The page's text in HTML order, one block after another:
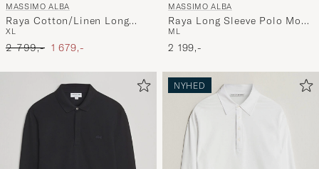
MASSIMO ALBA
Raya Cotton/Linen Long
Sleeve Polo Tulip
XL
Ordinary pris
2 799,- Nedsat pris
1 679,-
MASSIMO ALBA
Raya Long Sleeve Polo Moss
Green
M L
2 199,-
NYHED